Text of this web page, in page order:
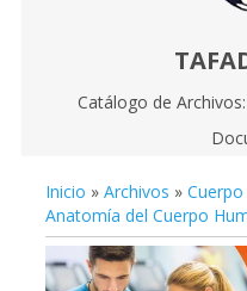
Catálogo de
Inicio » Archivos »
Anatomía del Cuerpo